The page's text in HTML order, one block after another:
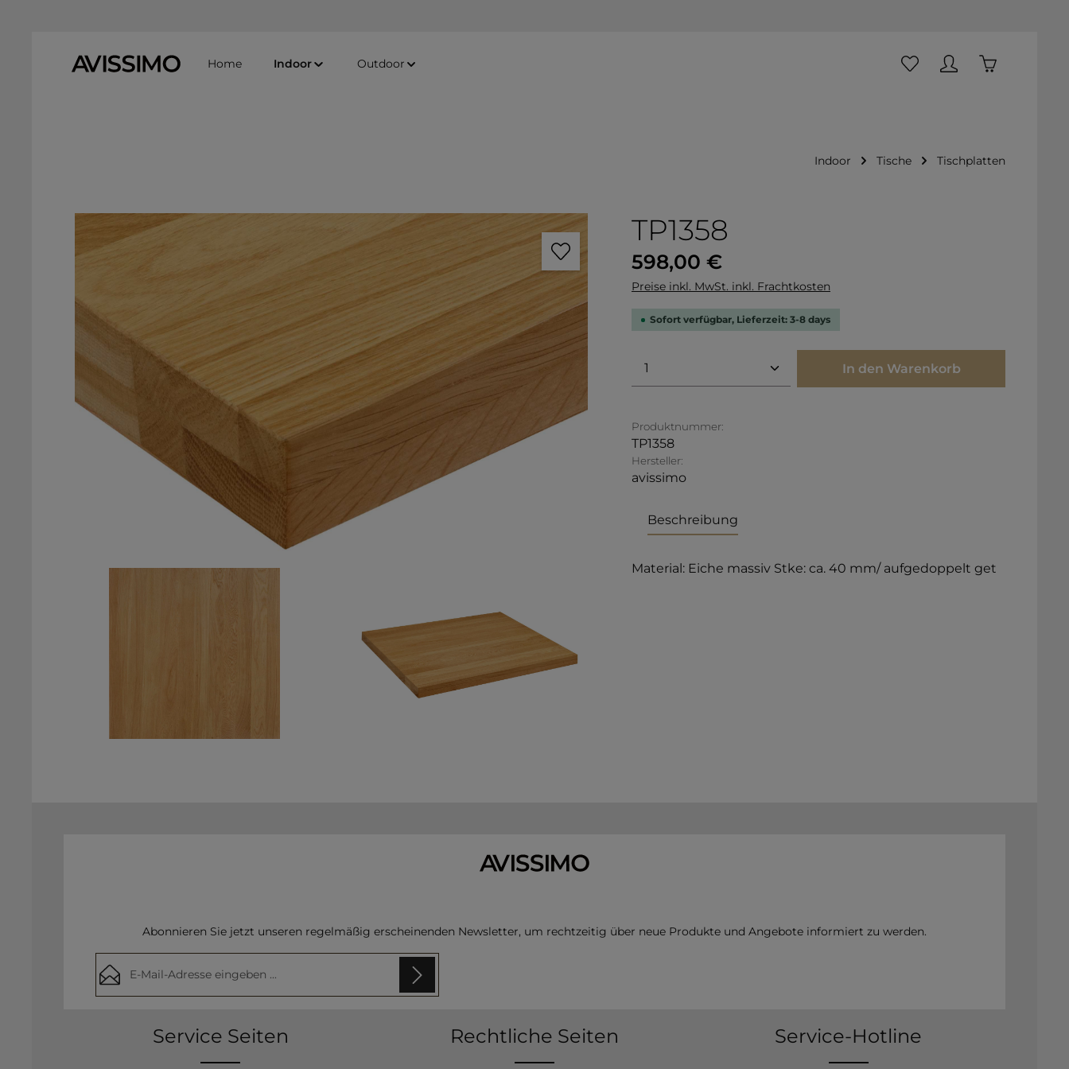
Home Indoor Outdoor
Du hast 0 Produkte auf
Indoor Tische Tischplatten
Bildergalerie überspringen TP1358
Regulärer Preis:
598,00 €
Preise inkl. MwSt. inkl. Frachtkosten
Sofort verfügbar, Lieferzeit: 3-8 days
Produkt Anzahl: Gib den gewünschten
In den Warenkorb
Produktnummer:
TP1358
Hersteller:
avissimo
Beschreibung
Material: Eiche massiv Stke: ca. 40 mm/ aufgedoppelt get
Abonnieren Sie jetzt unseren regelmäßig erscheinenden Newsletter, um rechtzeitig über neue Produkte und Angebote informiert zu werden.
Ich habe dieDatenschutzbestimmungen
Die mit einem Stern (*) markierten Felder sind
Pflichtfelder.Service Seiten Rechtliche Seiten Service-Hotline